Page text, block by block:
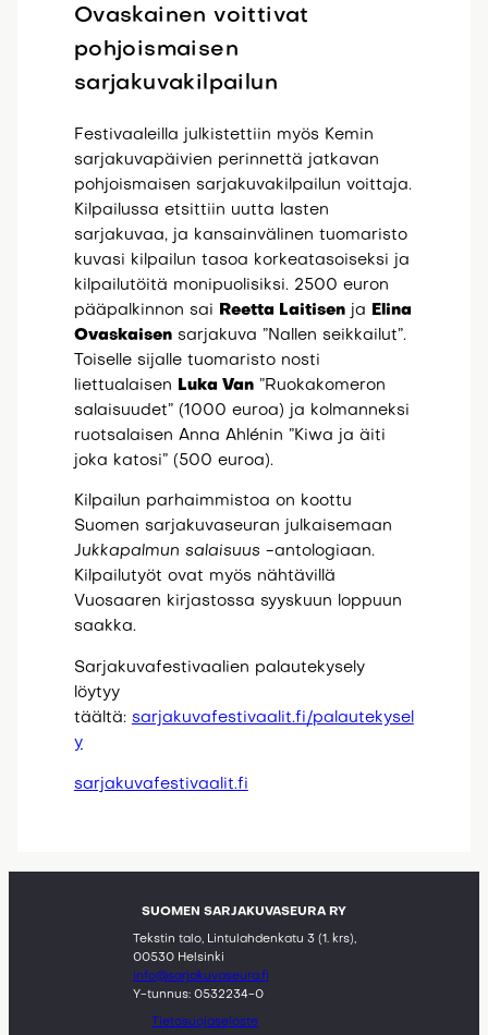
Ovaskainen voittivat
pohjoismaisen
sarjakuvakilpailun
Festivaaleilla julkistettiin myös Kemin
sarjakuvapäivien perinnettä jatkavan
pohjoismaisen sarjakuvakilpailun voittaja.
Kilpailussa etsittiin uutta lasten
sarjakuvaa, ja kansainvälinen tuomaristo
kuvasi kilpailun tasoa korkeatasoiseksi ja
kilpailutöitä monipuolisiksi. 2500 euron
pääpalkinnon sai
Reetta Laitisenja
Elina
Ovaskaisensarjakuva ”Nallen seikkailut”.
Toiselle sijalle tuomaristo nosti
liettualaisen
Luka Van”Ruokakomeron
salaisuudet” (1000 euroa) ja kolmanneksi
ruotsalaisen Anna Ahlénin ”Kiwa ja äiti
joka katosi” (500 euroa).
Kilpailun parhaimmistoa on koottu
Suomen sarjakuvaseuran julkaisemaan
Jukkapalmun salaisuus -antologiaan.
Kilpailutyöt ovat myös nähtävillä
Vuosaaren kirjastossa syyskuun loppuun
saakka.
Sarjakuvafestivaalien palautekysely
löytyy
täältä: sarjakuvafestivaalit.fi/palautekysel
y
sarjakuvafestivaalit.fi
SUOMEN SARJAKUVASEURA RY
Tekstin talo, Lintulahdenkatu 3 (1. krs),
00530 Helsinki
info@sarjakuvaseura.fi
Y-tunnus: 0532234-0
Tietosuojaseloste